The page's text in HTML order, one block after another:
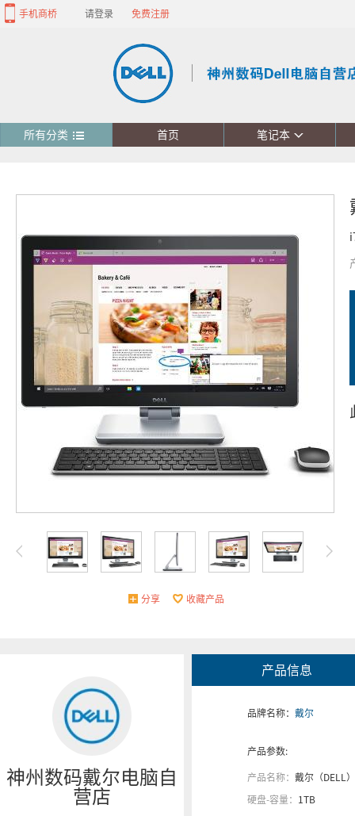
手机商桥 请登录 免费注册
所有分类 首页 笔记本
分享 收藏产品
产品信息
品牌名称： 戴尔
产品参数:
产品名称： 戴尔（DELL）Inspiron 7459-
硬盘-容量： 1TB
神州数码戴尔电脑自
营店